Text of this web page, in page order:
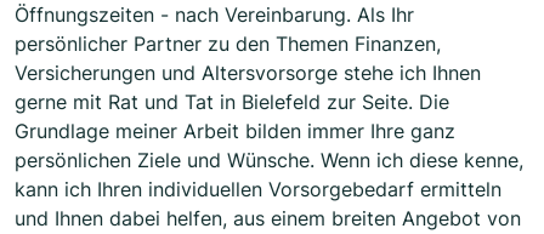
Öffnungszeiten - nach Vereinbarung. Als Ihr
persönlicher Partner zu den Themen Finanzen,
Versicherungen und Altersvorsorge stehe ich Ihnen
gerne mit Rat und Tat in Bielefeld zur Seite. Die
Grundlage meiner Arbeit bilden immer Ihre ganz
persönlichen Ziele und Wünsche. Wenn ich diese kenne,
kann ich Ihren individuellen Vorsorgebedarf ermitteln
und Ihnen dabei helfen, aus einem breiten Angebot von